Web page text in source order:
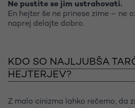
Ne pustite se jim ustrahovati.
En hejter še ne prinese zime – ne
naprej delajte dobro.
KDO SO NAJLJUBŠA
HEJTERJEV?
Z malo cinizma lahko rečemo, da